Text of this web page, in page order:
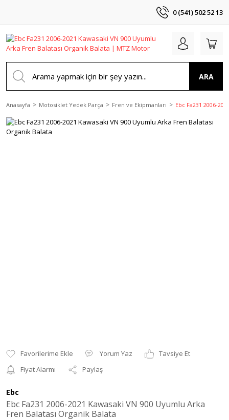
0 (541) 502 52 13
ARA
Anasayfa Motosiklet Yedek Parça Fren ve Ekipmanları Ebc Fa231 2006-
Yorum Yaz
Tavsiye Et
Fiyat Alarmı
Paylaş
Ebc
Ebc Fa231 2006-2021 Kawasaki VN 900 Uyumlu Arka
Fren Balatası Organik Balata